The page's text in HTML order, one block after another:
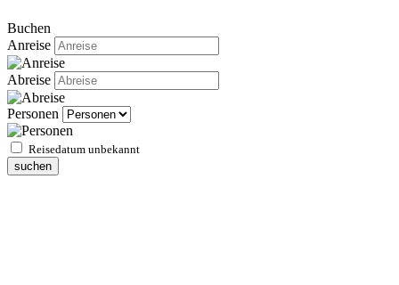
Buchen
Anreise
Abreise
Personen
Reisedatum unbekannt
suchen